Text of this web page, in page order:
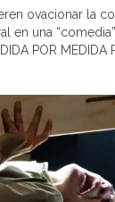
ovacionar la
en una
POR MEDIDA